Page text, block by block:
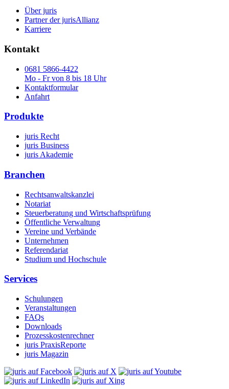
Über juris
Partner der jurisAllianz
Karriere
Kontakt
0681 5866-4422
Mo - Fr von 8 bis 18 Uhr
Kontaktformular
Anfahrt
Produkte
juris Recht
juris Business
juris Akademie
Branchen
Rechtsanwaltskanzlei
Notariat
Steuerberatung und Wirtschaftsprüfung
Öffentliche Verwaltung
Vereine und Verbände
Unternehmen
Referendariat
Studium und Hochschule
Services
Schulungen
Veranstaltungen
FAQs
Downloads
Prozesskostenrechner
juris PraxisReporte
juris Magazin